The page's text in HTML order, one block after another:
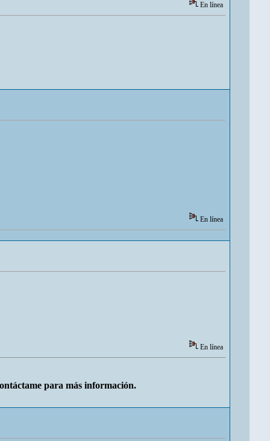
En línea
En línea
En línea
para más información.